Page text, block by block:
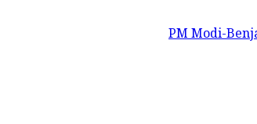
PM Modi-Benjamin